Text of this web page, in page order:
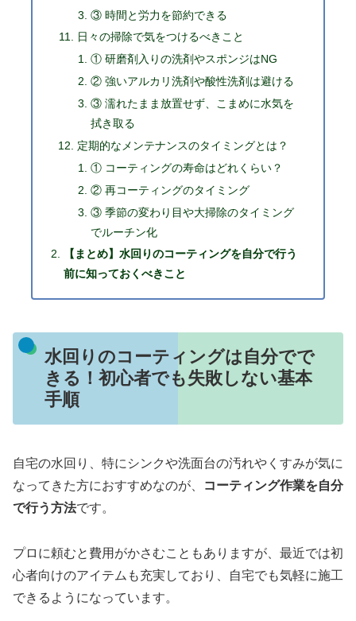
③ 時間と労力を節約できる
日々の掃除で気をつけるべきこと
① 研磨剤入りの洗剤やスポンジはNG
② 強いアルカリ洗剤や酸性洗剤は避ける
③ 濡れたまま放置せず、こまめに水気を
拭き取る
定期的なメンテナンスのタイミングとは？
① コーティングの寿命はどれくらい？
② 再コーティングのタイミング
③ 季節の変わり目や大掃除のタイミング
でルーチン化
【まとめ】水回りのコーティングを自分で行う
前に知っておくべきこと
水回りのコーティングは自分でで
きる！初心者でも失敗しない基本
手順
自宅の水回り、特にシンクや洗面台の汚れやくすみが気に
なってきた方におすすめなのが、
コーティング作業を自分
で行う方法です。
プロに頼むと費用がかさむこともありますが、最近では初
心者向けのアイテムも充実しており、自宅でも気軽に施工
できるようになっています。